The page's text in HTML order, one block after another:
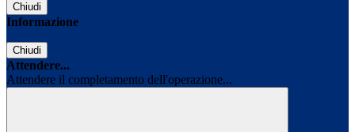
Chiudi
Informazione
Chiudi
Attendere...
Attendere il completamento dell'operazione...